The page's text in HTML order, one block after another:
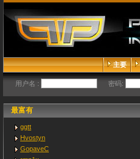
主要
用户名 : 密码:
最富有
ggtt
Hvostyn
GopaveC